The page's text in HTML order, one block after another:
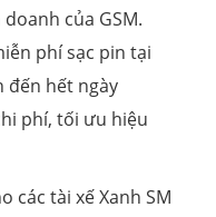
của GSM.
phí sạc pin tại
đến hết ngày
phí, tối ưu hiệu
các tài xế Xanh SM